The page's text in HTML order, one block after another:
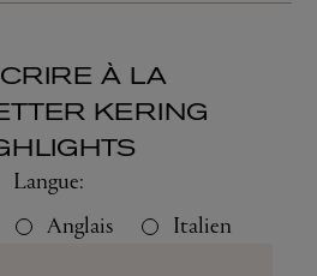
À LA
KERING
Langue:
Anglais Italien